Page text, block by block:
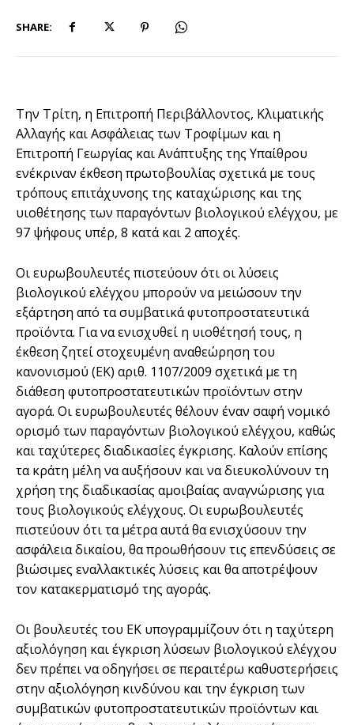
SHARE:
Την Τρίτη, η Επιτροπή Περιβάλλοντος, Κλιματικής
Αλλαγής και Ασφάλειας των Τροφίμων και η
Επιτροπή Γεωργίας και Ανάπτυξης της Υπαίθρου
ενέκριναν έκθεση πρωτοβουλίας σχετικά με τους
τρόπους επιτάχυνσης της καταχώρισης και της
υιοθέτησης των παραγόντων βιολογικού ελέγχου, με
97 ψήφους υπέρ, 8 κατά και 2 αποχές.
Οι ευρωβουλευτές πιστεύουν ότι οι λύσεις
βιολογικού ελέγχου μπορούν να μειώσουν την
εξάρτηση από τα συμβατικά φυτοπροστατευτικά
προϊόντα. Για να ενισχυθεί η υιοθέτησή τους, η
έκθεση ζητεί στοχευμένη αναθεώρηση του
κανονισμού (ΕΚ) αριθ. 1107/2009 σχετικά με τη
διάθεση φυτοπροστατευτικών προϊόντων στην
αγορά. Οι ευρωβουλευτές θέλουν έναν σαφή νομικό
ορισμό των παραγόντων βιολογικού ελέγχου, καθώς
και ταχύτερες διαδικασίες έγκρισης. Καλούν επίσης
τα κράτη μέλη να αυξήσουν και να διευκολύνουν τη
χρήση της διαδικασίας αμοιβαίας αναγνώρισης για
τους βιολογικούς ελέγχους. Οι ευρωβουλευτές
πιστεύουν ότι τα μέτρα αυτά θα ενισχύσουν την
ασφάλεια δικαίου, θα προωθήσουν τις επενδύσεις σε
βιώσιμες εναλλακτικές λύσεις και θα αποτρέψουν
τον κατακερματισμό της αγοράς.
Οι βουλευτές του ΕΚ υπογραμμίζουν ότι η ταχύτερη
αξιολόγηση και έγκριση λύσεων βιολογικού ελέγχου
δεν πρέπει να οδηγήσει σε περαιτέρω καθυστερήσεις
στην αξιολόγηση κινδύνου και την έγκριση των
συμβατικών φυτοπροστατευτικών προϊόντων και